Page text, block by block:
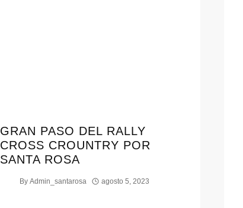
GRAN PASO DEL RALLY
CROSS CROUNTRY POR
SANTA ROSA
By Admin_santarosa agosto 5, 2023